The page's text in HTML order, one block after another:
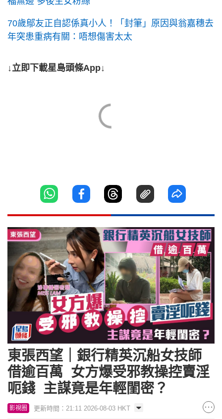
70歲鄔友正自認係真小人！「封筆」原因與翁嘉穗去
年突患重病有關：唔想傷害太太
↓立即下載星島頭條App↓
東張西望｜銀行精英沉船女技師
借逾百萬 女方爆受邪教操控賣淫
呃錢 主謀竟是年輕閨密？
影視圈 更新時間：21:11 2026-08-03 HKT